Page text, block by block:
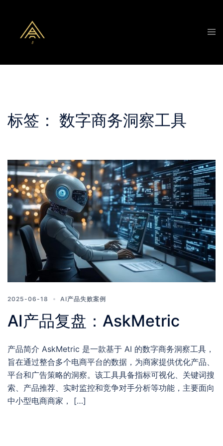
content
标签： 数字商务洞察工具
2025-06-18 AI产品失败案例
AI产品复盘：AskMetric
产品简介 AskMetric 是一款基于 AI 的数字商务洞察工具，
旨在通过整合多个电商平台的数据，为商家提供优化产品、
平台和广告策略的洞察。该工具具备指标可视化、关键词搜
索、产品推荐、实时监控和竞争对手分析等功能，主要面向
中小型电商商家， […]